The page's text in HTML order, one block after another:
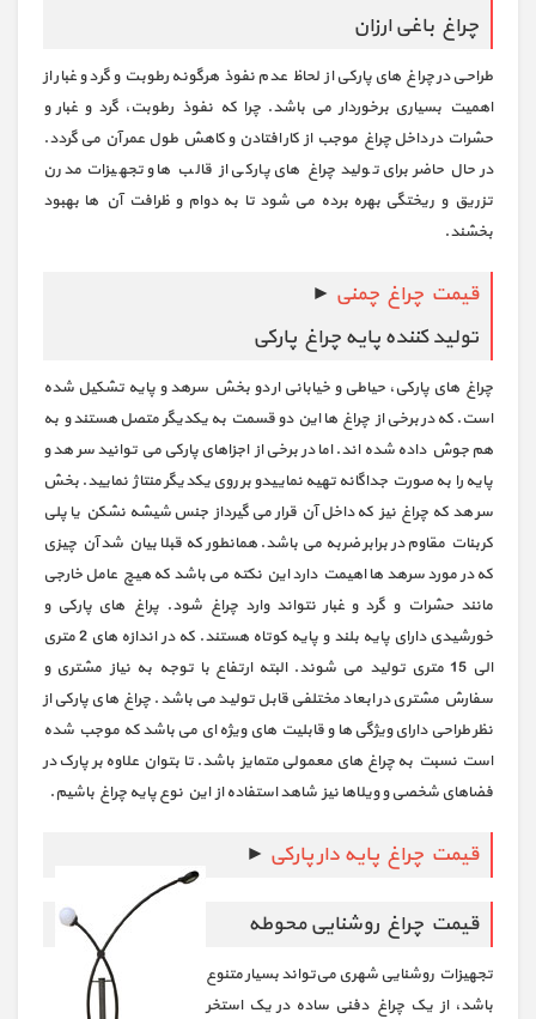
چراغ باغی ارزان
طراحی در چراغ های پارکی از لحاظ عدم نفوذ هرگونه رطوبت و گرد و غبار از
اهمیت بسیاری برخوردار می باشد. چرا که نفوذ رطوبت، گرد و غبار و
حشرات در داخل چراغ موجب از کار افتادن و کاهش طول عمر آن می گردد.
در حال حاضر برای تولید چراغ های پارکی از قالب ها و تجهیزات مدرن
تزریق و ریختگی بهره برده می شود تا به دوام و ظرافت آن ها بهبود
بخشند.
قیمت چراغ چمنی ►
تولید کننده پایه چراغ پارکی
چراغ های پارکی، حیاطی و خیابانی ار دو بخش سرهد و پایه تشکیل شده
است. که در برخی از چراغ ها این دو قسمت به یکدیگر متصل هستند و به
هم جوش داده شده اند. اما در برخی از اجزاهای پارکی می توانید سر هد و
پایه را به صورت جداگانه تهیه نماییدو بر روی یکدیگر منتاژ نمایید. بخش
سر هد که چراغ نیز که داخل آن قرار می گیرداز جنس شیشه نشکن یا پلی
کربنات مقاوم در برابر ضربه می باشد. همانطور که قبلا بیان شد آن چیزی
که در مورد سرهد ها اهیمت دارد این نکته می باشد که هیچ عامل خارجی
مانند حشرات و گرد و غبار نتواند وارد چراغ شود. پراغ های پارکی و
خورشیدی دارای پایه بلند و پایه کوتاه هستند. که در اندازه های 2 متری
الی 15 متری تولید می شوند. البته ارتفاع با توجه به نیاز مشتری و
سفارش مشتری در ابعاد مختلفی قابل تولید می باشد. چراغ های پارکی از
نظر طراحی دارای ویژگی ها و قابلیت های ویژه ای می باشد که موجب شده
است نسبت به چراغ های معمولی متمایز باشد. تا بتوان علاوه بر پارک در
فضاهای شخصی و ویلاها نیز شاهد استفاده از این نوع پایه چراغ باشیم.
قیمت چراغ پایه دار پارکی ►
قیمت چراغ روشنایی محوطه
تجهیزات روشنایی شهری می‌تواند بسیار متنوع
باشد، از یک چراغ دفنی ساده در یک استخر